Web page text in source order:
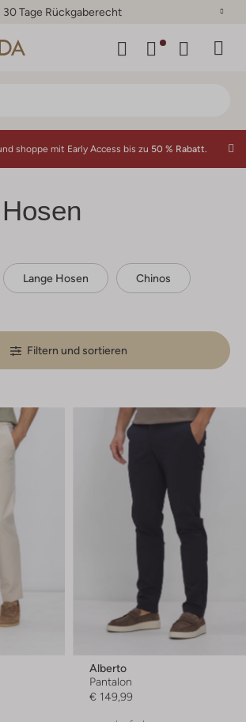
30 Tage Rückgaberecht
shoppe mit Early Access bis zu 50 % Rabatt.
Hosen
Lange Hosen Chinos
Filtern und sortieren
Alberto
Pantalon
€ 149,99